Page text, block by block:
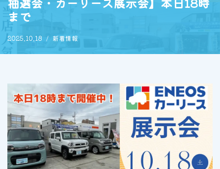
キ
ッ
プ
まで
2025.10.18 新着情報